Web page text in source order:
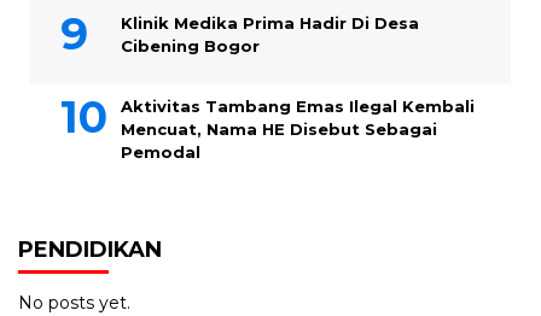
Klinik Medika Prima Hadir Di Desa
Cibening Bogor
Aktivitas Tambang Emas Ilegal Kembali
Mencuat, Nama HE Disebut Sebagai
Pemodal
PENDIDIKAN
No posts yet.